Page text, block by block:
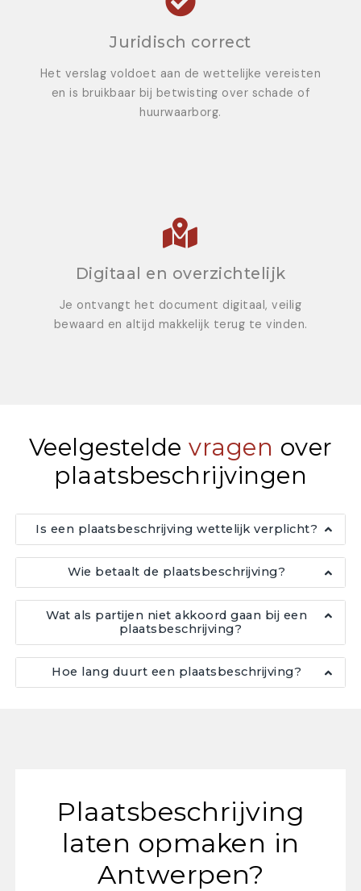
Juridisch correct
Het verslag voldoet aan de wettelijke vereisten
en is bruikbaar bij betwisting over schade of
huurwaarborg.
Digitaal en overzichtelijk
Je ontvangt het document digitaal, veilig
bewaard en altijd makkelijk terug te vinden.
Veelgestelde vragen over
plaatsbeschrijvingen
Is een plaatsbeschrijving wettelijk verplicht?
Wie betaalt de plaatsbeschrijving?
Wat als partijen niet akkoord gaan bij een
plaatsbeschrijving?
Hoe lang duurt een plaatsbeschrijving?
Plaatsbeschrijving
laten opmaken in
Antwerpen?